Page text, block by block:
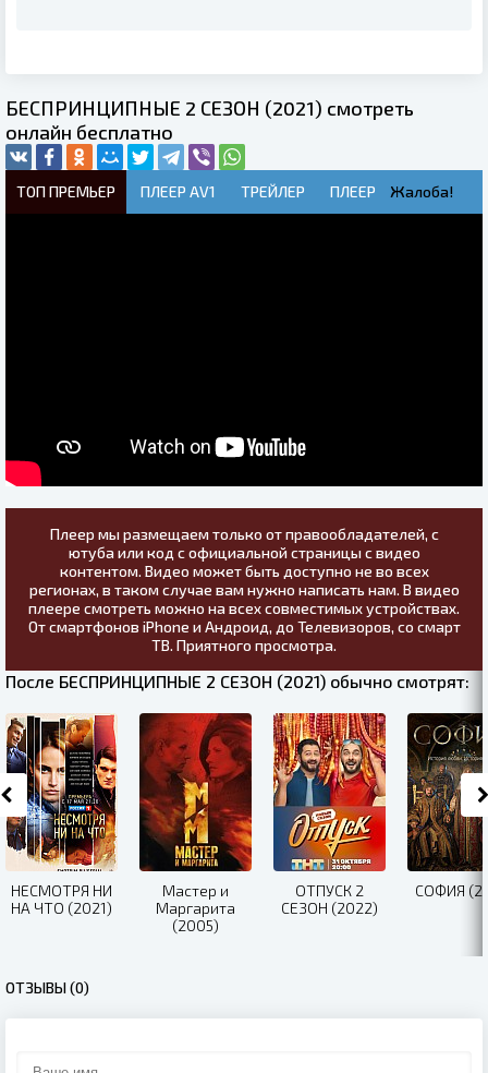
БЕСПРИНЦИПНЫЕ 2 СЕЗОН (2021) смотреть
онлайн бесплатно
ТОП ПРЕМЬЕР ПЛЕЕР AV1 ТРЕЙЛЕР ПЛЕЕР Жалоба!
Плеер мы размещаем только от правообладателей, с
ютуба или код с официальной страницы с видео
контентом. Видео может быть доступно не во всех
регионах, в таком случае вам нужно написать нам. В видео
плеере смотреть можно на всех совместимых устройствах.
От смартфонов iPhone и Андроид, до Телевизоров, со смарт
ТВ. Приятного просмотра.
После БЕСПРИНЦИПНЫЕ 2 СЕЗОН (2021) обычно смотрят:
НЕСМОТРЯ НИ
НА ЧТО (2021)
Мастер и
Маргарита
(2005)
ОТПУСК 2
СЕЗОН (2022)
СОФИЯ
ОТЗЫВЫ (0)